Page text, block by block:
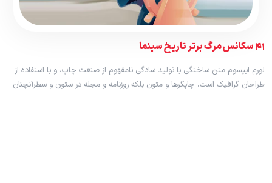
41 سکانس مرگ برتر تاریخ سینما
لورم ایپسوم متن ساختگی با تولید سادگی نامفهوم از صنعت چاپ، و با استفاده از
طراحان گرافیک است، چاپگرها و متون بلکه روزنامه و مجله در ستون و سطرآنچنان